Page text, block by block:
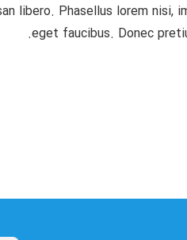
libero. Phasellus lorem
eget faucibus. Donec